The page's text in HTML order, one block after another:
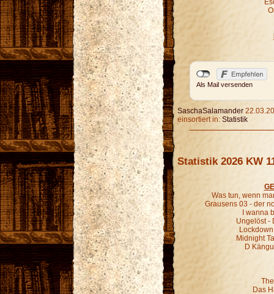
Als Mail versenden
SaschaSalamander
einsortiert in: Statistik
Statistik 2026 KW
Was tun, wenn
Grausens 03 - der
I wanna
Ungelöst -
Midnight
D
Das